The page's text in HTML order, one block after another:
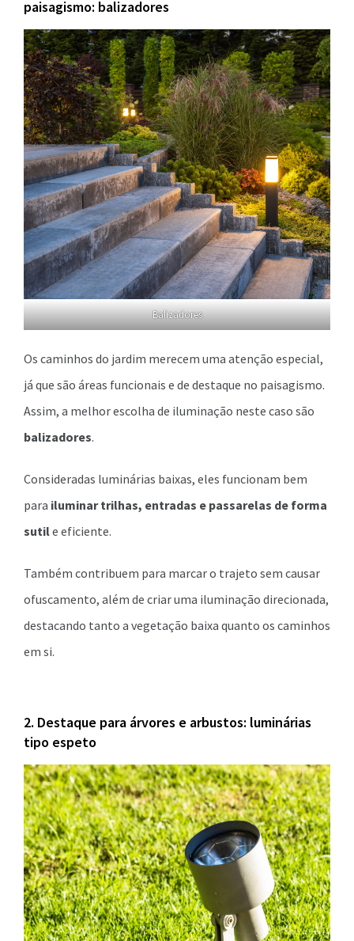
paisagismo: balizadores
Balizadores
Os caminhos do jardim merecem uma atenção especial,
já que são áreas funcionais e de destaque no paisagismo.
Assim, a melhor escolha de iluminação neste caso são
balizadores.
Consideradas luminárias baixas, eles funcionam bem
para iluminar trilhas, entradas e passarelas de forma
sutile eficiente.
Também contribuem para marcar o trajeto sem causar
ofuscamento, além de criar uma iluminação direcionada,
destacando tanto a vegetação baixa quanto os caminhos
em si.
2. Destaque para árvores e arbustos: luminárias
tipo espeto